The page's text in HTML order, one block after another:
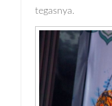
tegasnya.